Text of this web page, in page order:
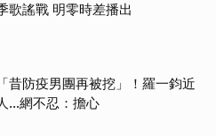
歌謠戰 明零時差播出
昔防疫男團再被挖」！羅一鈞近
…網不忍：擔心